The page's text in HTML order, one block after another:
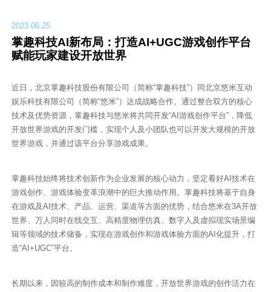
2023.06.25
掌趣科技AI新布局：打造AI+UGC游戏创作平台
赋能玩家建设开放世界
近日，北京掌趣科技股份有限公司（简称“掌趣科技”）同北京悠米互动
娱乐科技有限公司（简称“悠米”）达成战略合作。通过整合双方的核心
技术及优势资源，掌趣科技与悠米将共同开发“AI游戏创作平台”，降低
开放世界游戏的开发门槛，实现个人及小团队也可以开发大规模的开放
世界游戏，并通过该平台分享游戏成果。
掌趣科技始终将技术创新作为企业发展的核心动力，坚定看好AI技术在
游戏创作、游戏体验变革浪潮中的巨大推动作用。掌趣科技将基于自身
在游戏及AI技术、产品、运营、渠道等方面的优势，结合悠米在3A开放
世界、万人同时在线交互、高精度物理仿真、数字人及虚拟现实场景编
辑等领域的技术储备，实现在游戏创作和游戏体验方面的AI化提升，打
造“AI+UGC”平台。
长期以来，因较高的制作成本和制作难度，开放世界游戏的创作活力在